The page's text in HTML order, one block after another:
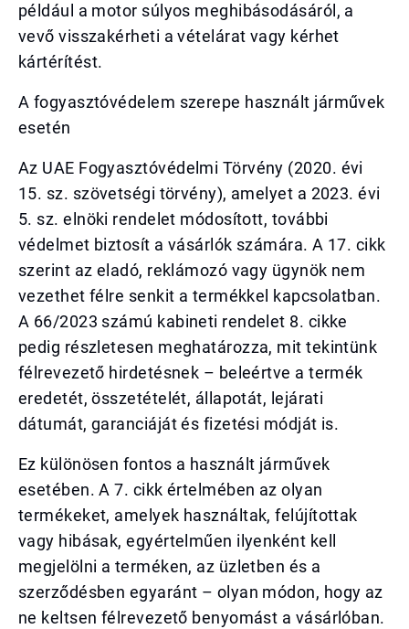
például a motor súlyos meghibásodásáról, a
vevő visszakérheti a vételárat vagy kérhet
kártérítést.
A fogyasztóvédelem szerepe használt járművek
esetén
Az UAE Fogyasztóvédelmi Törvény (2020. évi
15. sz. szövetségi törvény), amelyet a 2023. évi
5. sz. elnöki rendelet módosított, további
védelmet biztosít a vásárlók számára. A 17. cikk
szerint az eladó, reklámozó vagy ügynök nem
vezethet félre senkit a termékkel kapcsolatban.
A 66/2023 számú kabineti rendelet 8. cikke
pedig részletesen meghatározza, mit tekintünk
félrevezető hirdetésnek – beleértve a termék
eredetét, összetételét, állapotát, lejárati
dátumát, garanciáját és fizetési módját is.
Ez különösen fontos a használt járművek
esetében. A 7. cikk értelmében az olyan
termékeket, amelyek használtak, felújítottak
vagy hibásak, egyértelműen ilyenként kell
megjelölni a terméken, az üzletben és a
szerződésben egyaránt – olyan módon, hogy az
ne keltsen félrevezető benyomást a vásárlóban.